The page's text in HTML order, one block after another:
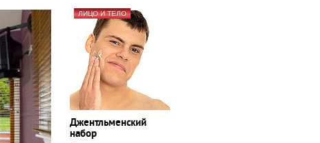
ЛИЦО И ТЕЛО
Джентльменский
набор